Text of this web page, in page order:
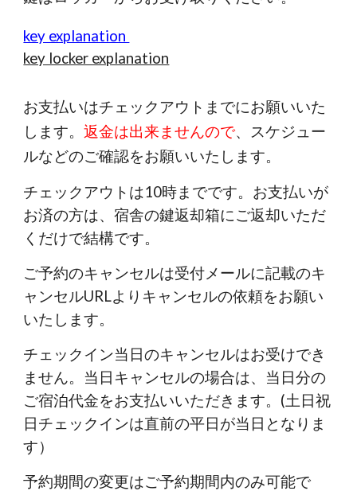
key explanation
key locker explanation
お支払いはチェックアウトまでにお願いいた
します。返金は出来ませんので、スケジュー
ルなどのご確認をお願いいたします。
チェックアウトは10時までです。お支払いが
お済の方は、宿舎の鍵返却箱にご返却いただ
くだけで結構です。
ご予約のキャンセルは受付メールに記載のキ
ャンセルURLよりキャンセルの依頼をお願い
いたします。
チェックイン当日のキャンセルはお受けでき
ません。当日キャンセルの場合は、当日分の
ご宿泊代金をお支払いいただきます。(土日祝
日チェックインは直前の平日が当日となりま
す）
予約期間の変更はご予約期間内のみ可能で